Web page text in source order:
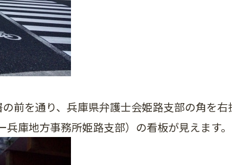
前を通り、兵庫県弁護士会姫路支部の角を右
庫地方事務所姫路支部）の看板が見えます。